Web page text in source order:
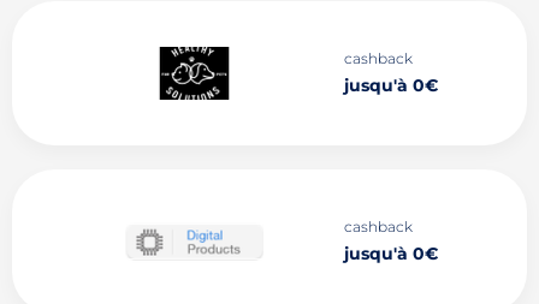
cashback
jusqu'à 0€
cashback
jusqu'à 0€